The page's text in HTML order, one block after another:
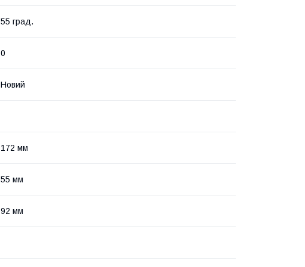
55 град.
0
Новий
172 мм
55 мм
92 мм